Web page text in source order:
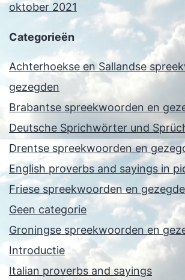
oktober 2021
Categorieën
Achterhoekse en Sallandse
gezegden
Brabantse spreekwoorden en
Deutsche Sprichwörter und
Drentse spreekwoorden en
English proverbs and sayings in
Friese spreekwoorden en
Geen categorie
Groningse spreekwoorden en
Introductie
Italian proverbs and sayings